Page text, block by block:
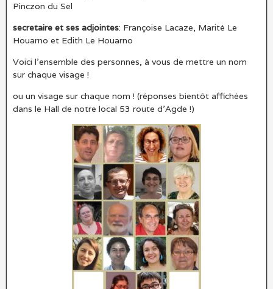
Pinczon du Sel
secretaire et ses adjointes: Françoise Lacaze, Marité Le
Houarno et Edith Le Houarno
Voici l’ensemble des personnes, à vous de mettre un nom
sur chaque visage !
ou un visage sur chaque nom ! (réponses bientôt affichées
dans le Hall de notre local 53 route d’Agde !)